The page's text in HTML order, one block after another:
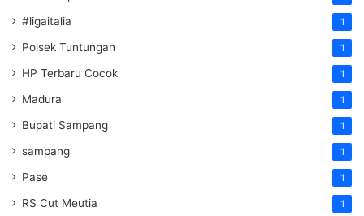
#ligaitalia 1
Polsek Tuntungan 1
HP Terbaru Cocok 1
Madura 1
Bupati Sampang 1
sampang 1
Pase 1
RS Cut Meutia 1